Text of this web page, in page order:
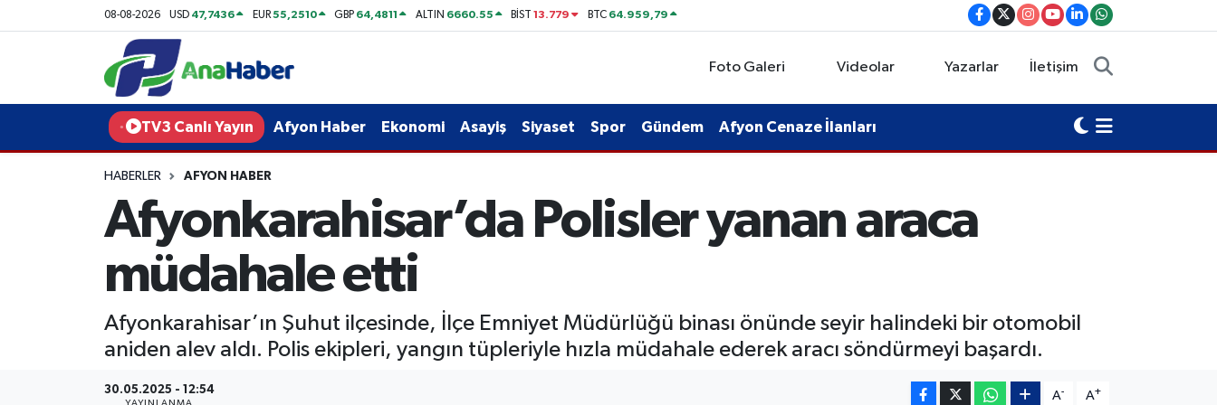
08-08-2026 USD 47,7436 EUR55,2510 GBP 64,4811 ALTIN 6660.55 BİST13.779 BTC 64.959,79
Foto Galeri Videolar Yazarlar İletişim
TV3 Canlı Yayın Afyon Haber Ekonomi Asayiş Siyaset Spor Gündem Afyon Cenaze İlanları
HABERLER AFYON HABER
Afyonkarahisar’da Polisler yanan araca
müdahale etti
Afyonkarahisar’ın Şuhut ilçesinde, İlçe Emniyet Müdürlüğü binası önünde seyir halindeki bir otomobil
aniden alev aldı. Polis ekipleri, yangın tüpleriyle hızla müdahale ederek aracı söndürmeyi başardı.
30.05.2025 - 12:54
YAYINLANMA
A- A+
Yurt Haber
Afyon Haber
Teknoloji
Afyonkarahisar Nöbetçi Eczaneler
Afyonkarahisar Hava Durumu
Afyonkarahisar Trafik Yoğunluk Haritası
Süper Lig Puan Durumu ve Fikstür
Son Dakika Haberleri
Haber Arşivi